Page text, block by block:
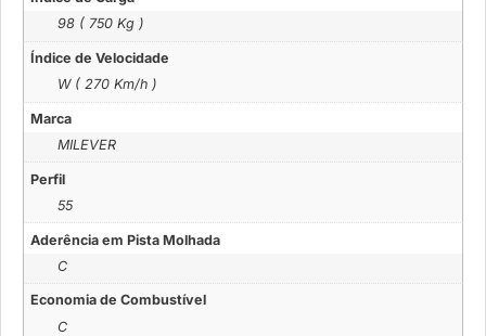
98 ( 750 Kg )
Índice de Velocidade
W ( 270 Km/h )
Marca
MILEVER
Perfil
55
Aderência em Pista Molhada
C
Economia de Combustível
C